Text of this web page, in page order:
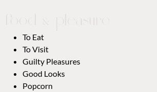
To Eat
To Visit
Guilty Pleasures
Good Looks
Popcorn